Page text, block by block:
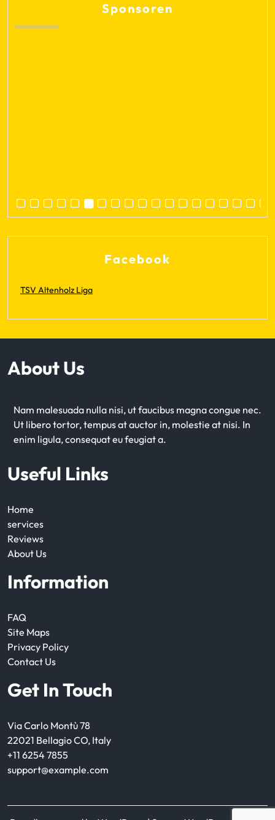
Sponsoren
Facebook
TSV Altenholz Liga
About Us
Nam malesuada nulla nisi, ut faucibus magna congue nec.
Ut libero tortor, tempus at auctor in, molestie at nisi. In
enim ligula, consequat eu feugiat a.
Useful Links
Home
services
Reviews
About Us
Information
FAQ
Site Maps
Privacy Policy
Contact Us
Get In Touch
Via Carlo Montù 78
22021 Bellagio CO, Italy
+11 6254 7855
support@example.com